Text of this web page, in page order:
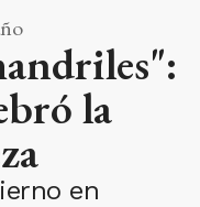
la
en